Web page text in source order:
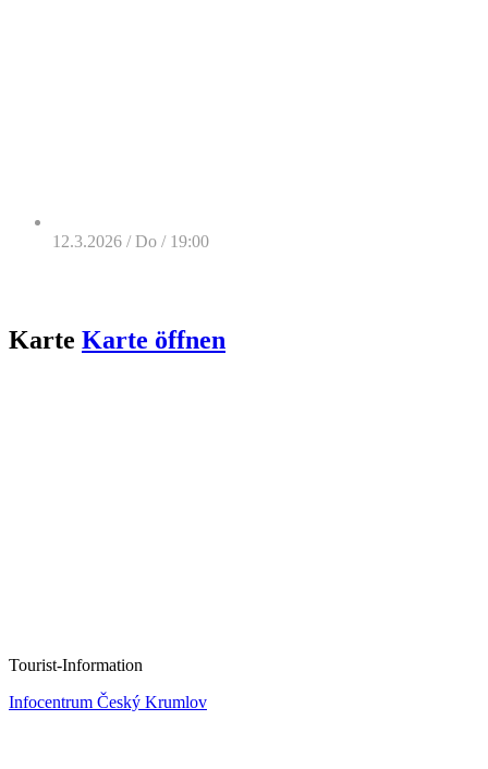
12.3.2026 / Do / 19:00
Karte Karte öffnen
Tourist-Information
Infocentrum Český Krumlov